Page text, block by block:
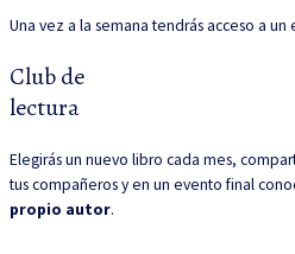
Una vez a la semana tendrás acceso a
Club de
lectura
Elegirás un nuevo libro cada mes,
tus compañeros y en un evento final
propio autor.